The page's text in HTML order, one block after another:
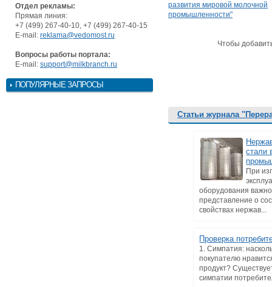
Отдел рекламы:
Прямая линия:
+7 (499) 267-40-10, +7 (499) 267-40-15
E-mail: reklama@vedomost.ru
Вопросы работы портала:
E-mail: support@milkbranch.ru
ПОПУЛЯРНЫЕ ЗАПРОСЫ
развития мировой молочной
промышленности"
Чтобы
Статьи журнала
стали
При
оборудования
представление о
свойствах нержав...
Проверка
1. Симпатия:
покупателю
продукт?
симпатии